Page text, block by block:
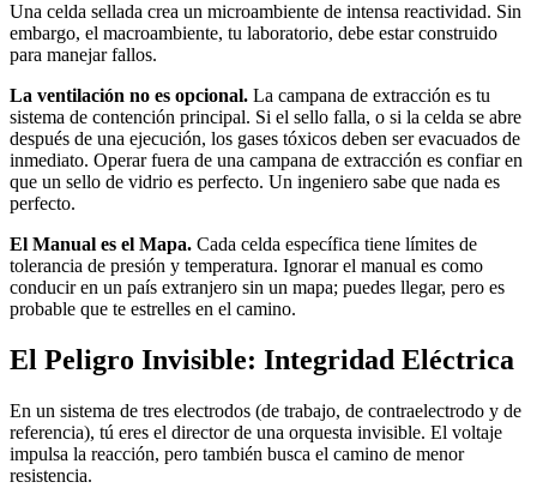
Una celda sellada crea un microambiente de intensa reactividad. Sin
embargo, el macroambiente, tu laboratorio, debe estar construido
para manejar fallos.
La ventilación no es opcional. La campana de extracción es tu
sistema de contención principal. Si el sello falla, o si la celda se abre
después de una ejecución, los gases tóxicos deben ser evacuados de
inmediato. Operar fuera de una campana de extracción es confiar en
que un sello de vidrio es perfecto. Un ingeniero sabe que nada es
perfecto.
El Manual es el Mapa. Cada celda específica tiene límites de
tolerancia de presión y temperatura. Ignorar el manual es como
conducir en un país extranjero sin un mapa; puedes llegar, pero es
probable que te estrelles en el camino.
El Peligro Invisible: Integridad Eléctrica
En un sistema de tres electrodos (de trabajo, de contraelectrodo y de
referencia), tú eres el director de una orquesta invisible. El voltaje
impulsa la reacción, pero también busca el camino de menor
resistencia.